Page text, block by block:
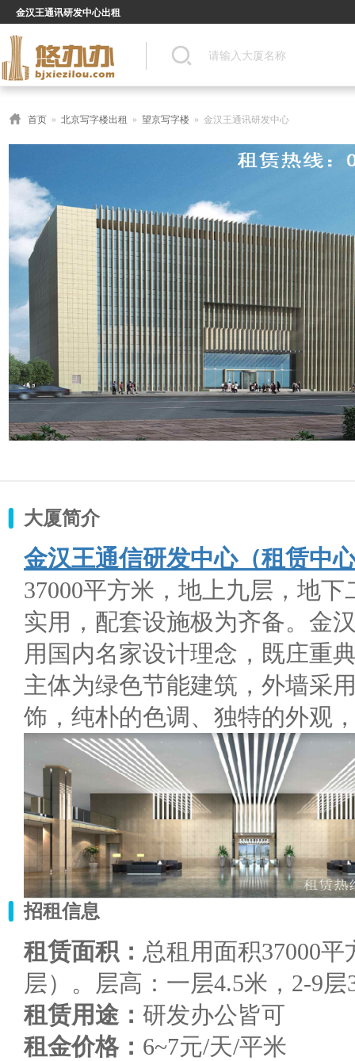
金汉王通讯研发中心出租
首页 » 北京写字楼出租 » 望京写字楼 » 金汉王通讯研发中心
大厦简介
金汉王通信研发中心（租赁中
37000平方米，地上九层，地
实用，配套设施极为齐备。金
用国内名家设计理念，既庄重
主体为绿色节能建筑，外墙采
饰，纯朴的色调、独特的外观
招租信息
租赁面积： 总租用面积37000
层）。层高：一层4.5米，2-9层
租赁用途： 研发办公皆可
租金价格： 6~7元/天/平米